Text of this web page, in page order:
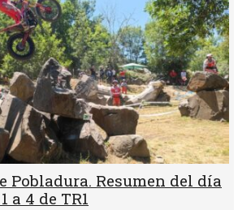
Pobladura. Resumen del día
a 4 de TR1